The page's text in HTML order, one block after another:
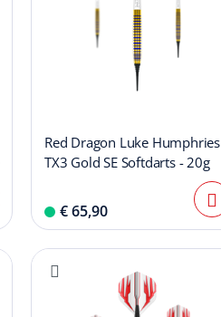
Red Dragon Luke Humphries
TX3 Gold SE Softdarts - 20g
€ 65,90